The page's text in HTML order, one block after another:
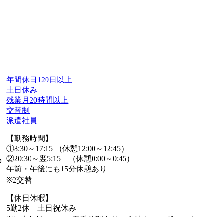
年間休日120日以上
土日休み
残業月20時間以上
交替制
派遣社員
【勤務時間】
①8:30～17:15 （休憩12:00～12:45）
②20:30～翌5:15 （休憩0:00～0:45）
午前・午後にも15分休憩あり
※2交替
【休日休暇】
5勤2休 土日祝休み